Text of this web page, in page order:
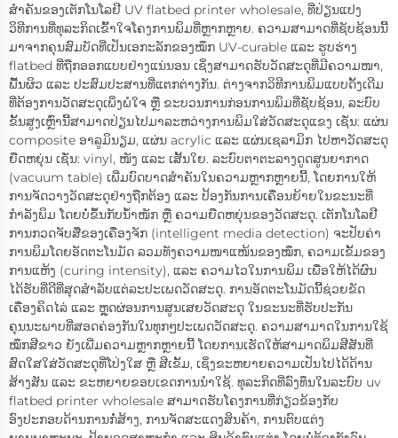
ສຳຄັນຂອງເຕັກໂນໂລຢີ UV flatbed printer wholesale, ທີ່ປ່ຽນແປງ
ວິທີການທີ່ທຸລະກິດເຂົ້າໃຈໂຄງການພິມທີ່ຫຼາກຫຼາຍ. ຄວາມສາມາດທີ່ຊັບຊ້ອນນີ້
ມາຈາກຄຸນສົມບັດທີ່ເປັນເອກະລັກຂອງໝຶກ UV-curable ແລະ ຮູບຮ່າງ
flatbed ທີ່ຖືກອອກແບບຢ່າງແນ່ນອນ ເຊິ່ງສາມາດຮັບວັດສະດຸທີ່ມີຄວາມໜາ,
ພື້ນຜິວ ແລະ ປະສົມປະສານທີ່ແຕກຕ່າງກັນ. ຕ່າງຈາກວິທີການພິມແບບດັ້ງເດີມ
ທີ່ຕ້ອງການວັດສະດຸເພິ່ງພໍໃຈ ຫຼື ຂະບວນການກ່ອນການພິມທີ່ຊັບຊ້ອນ, ລະບົບ
ຂັ້ນສູງເຫຼົ່ານີ້ສາມາດປ່ຽນໄປມາລະຫວ່າງການພິມໃສ່ວັດສະດຸແຂງ ເຊັ່ນ: ແຜ່ນ
composite ອາລູມິນຽມ, ແຜ່ນ acrylic ແລະ ແຜ່ນເຊລາມິກ ໄປຫາວັດສະດຸ
ຍືດຫຍຸ່ນ ເຊັ່ນ: vinyl, ໜັງ ແລະ ເສັ້ນໃຍ. ລະບົບຕາຕະລາງດູດສູນຍາກາດ
(vacuum table) ເພີ່ມບົດບາດສຳຄັນໃນຄວາມຫຼາກຫຼາຍນີ້, ໂດຍການໃຫ້
ການຈັດວາງວັດສະດຸຢ່າງຖືກຕ້ອງ ແລະ ປ້ອງກັນການເຄື່ອນຍ້າຍໃນຂະນະທີ່
ກຳລັງພິມ ໂດຍບໍ່ຂຶ້ນກັບນ້ຳໜັກ ຫຼື ຄວາມຍືດຫຍຸ່ນຂອງວັດສະດຸ. ເຕັກໂນໂລຢີ
ການກວດຈັບສື່ຂອງເຄື່ອງຈັກ (intelligent media detection) ຈະປັບຄ່າ
ການພິມໂດຍອັດຕະໂນມັດ ລວມທັງຄວາມໜາແໜ້ນຂອງໝຶກ, ຄວາມເຂັ້ມຂອງ
ການແຫ້ງ (curing intensity), ແລະ ຄວາມໄວໃນການພິມ ເພື່ອໃຫ້ໄດ້ຜົນ
ໄດ້ຮັບທີ່ດີທີ່ສຸດສຳລັບແຕ່ລະປະເພດວັດສະດຸ. ການອັດຕະໂນມັດນີ້ຊ່ວຍຂັດ
ເຄື່ອງຄິດໄລ່ ແລະ ຫຼຸດຜ່ອນການສູນເສຍວັດສະດຸ ໃນຂະນະທີ່ຮັບປະກັນ
ຄຸນນະພາບທີ່ສອດຄ່ອງກັນໃນທຸກໆປະເພດວັດສະດຸ. ຄວາມສາມາດໃນການໃຊ້
ໝຶກສີຂາວ ຍັງເພີ່ມຄວາມຫຼາກຫຼາຍນີ້ ໂດຍການເຮັດໃຫ້ສາມາດພິມສີສັນທີ່
ສົດໃສໃສ່ວັດສະດຸທີ່ໂປ່ງໃສ ຫຼື ສີເຂັ້ມ, ເຊິ່ງຂະຫຍາຍຄວາມເປັນໄປໄດ້ດ້ານ
ສ້າງສັນ ແລະ ຂະຫຍາຍຂອບເຂດການນຳໃຊ້. ທຸລະກິດທີ່ລົງທຶນໃນລະບົບ uv
flatbed printer wholesale ສາມາດຮັບໂຄງການທີ່ກ່ຽວຂ້ອງກັບ
ອົງປະກອບດ້ານການກໍ່ສ້າງ, ການຈັດສະແດງສິນຄ້າ, ການຕົບແຕ່ງ